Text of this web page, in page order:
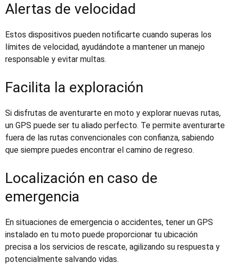
Alertas de velocidad
Estos dispositivos pueden notificarte cuando superas los
límites de velocidad, ayudándote a mantener un manejo
responsable y evitar multas.
Facilita la exploración
Si disfrutas de aventurarte en moto y explorar nuevas rutas,
un GPS puede ser tu aliado perfecto. Te permite aventurarte
fuera de las rutas convencionales con confianza, sabiendo
que siempre puedes encontrar el camino de regreso.
Localización en caso de
emergencia
En situaciones de emergencia o accidentes, tener un GPS
instalado en tu moto puede proporcionar tu ubicación
precisa a los servicios de rescate, agilizando su respuesta y
potencialmente salvando vidas.